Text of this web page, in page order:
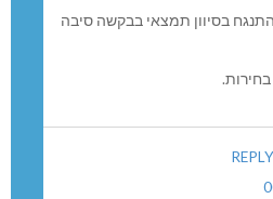
בסיוון תמצאי בבקשה סיבה
REPLY